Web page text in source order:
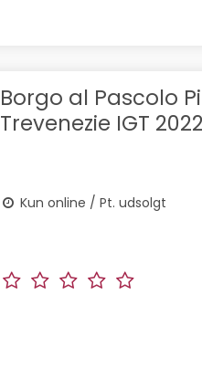
Borgo al Pascolo
Trevenezie IGT 2022
Kun online / Pt. udsolgt